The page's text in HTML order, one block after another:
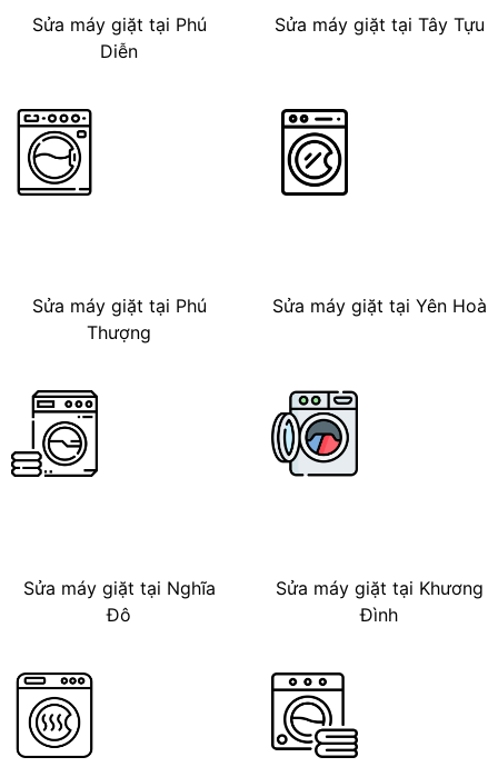
Sửa máy giặt tại Phú
Diễn
Sửa máy giặt tại Tây Tựu
Sửa máy giặt tại Phú
Thượng
Sửa máy giặt tại Yên Hoà
Sửa máy giặt tại Nghĩa
Đô
Sửa máy giặt tại Khương
Đình